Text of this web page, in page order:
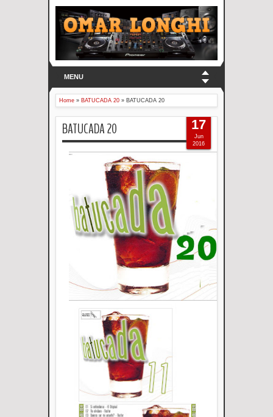
MENU
Home » BATUCADA 20 » BATUCADA 20
BATUCADA 20 17
Jun
2016